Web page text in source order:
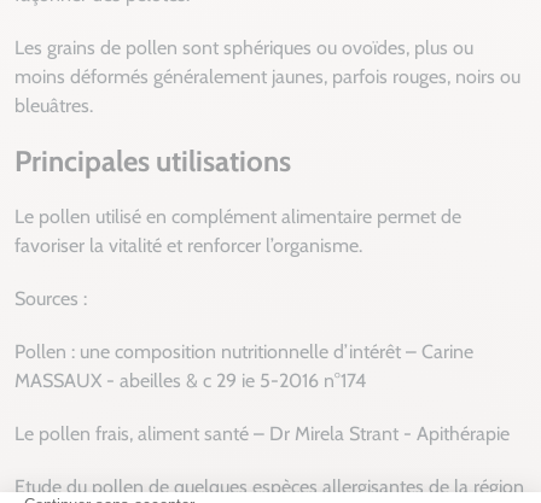
Les grains de pollen sont sphériques ou ovoïdes, plus ou
moins déformés généralement jaunes, parfois rouges, noirs ou
bleuâtres.
Principales utilisations
Le pollen utilisé en complément alimentaire permet de
favoriser la vitalité et renforcer l’organisme.
Sources :
Pollen : une composition nutritionnelle d’intérêt – Carine
MASSAUX - abeilles & c 29 ie 5-2016 n°174
Le pollen frais, aliment santé – Dr Mirela Strant - Apithérapie
Etude du pollen de quelques espèces allergisantes de la région